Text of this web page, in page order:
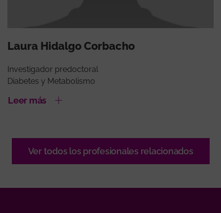
Laura Hidalgo Corbacho
Investigador predoctoral
Diabetes y Metabolismo
Leer más
Ver todos los profesionales relacionados